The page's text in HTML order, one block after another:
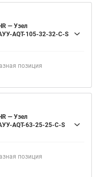
— Узел
AQT-105-32-32-C-S
позиция
— Узел
AQT-63-25-25-C-S
позиция